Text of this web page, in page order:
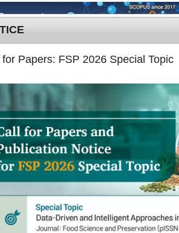
T
o
g
l
e
v
i
g
t
2021
2287-7428
kjfp.2021.28.6.799
쌀가루누룩 첨가 고추장
화 활성 비교
허창기3,4,*
Notice
been renewed.
CSS files, or other settings saved in your
of downloading the latest files. As a
or may not display properly.
a hard refresh.
+ R
or difficulties while using the website,
for Papers: FSP 2026 Special Topic